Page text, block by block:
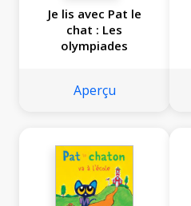
Je lis avec Pat le
chat : Les
olympiades
Aperçu